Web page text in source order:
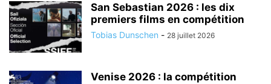
San Sebastian 2026 : les dix
premiers films en compétition
Tobias Dunschen - 28 juillet 2026
Venise 2026 : la compétition